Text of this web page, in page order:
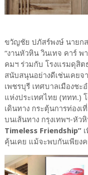
ขวัญชัย ปภัสร์พงษ์ นายก
“งานหัวหิน วินเทจ คาร์
คมฯ ร่วมกับ โรงแรมดุสิ
สนับสนุนอย่างดีเช่นเคยจ
เพชรบุรี เทศบาลเมืองชะ
แห่งประเทศไทย (ททท.)
เดินทาง กระตุ้นการท่อง
บนเส้นทาง กรุงเทพฯ-หัว
Timeless Friendship”เ
คุ้นเคย แม้จะพบกันเพียง